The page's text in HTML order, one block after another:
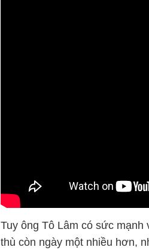
Tuy ông Tô Lâm có sức
thù còn ngày một nhiều hơn,